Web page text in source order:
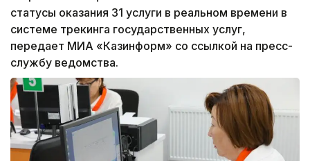
статусы оказания 31 услуги в реальном времени в
системе трекинга государственных услуг,
передает МИА «Казинформ» со ссылкой на пресс-
службу ведомства.